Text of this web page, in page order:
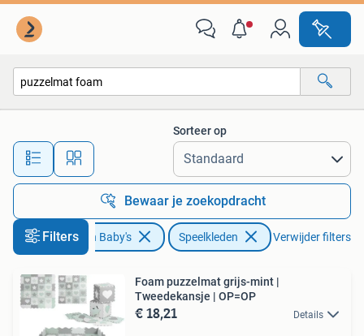
Alle afstanden…
Sorteer op
Bewaar je zoekopdracht
Filters
Kinderen en Baby's Speelkleden Verwijder filters
Foam puzzelmat grijs-mint |
Tweedekansje | OP=OP
€ 18,21 Details